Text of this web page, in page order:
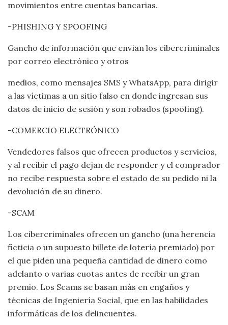
movimientos entre cuentas bancarias.
-PHISHING Y SPOOFING
Gancho de información que envían los cibercriminales
por correo electrónico y otros
medios, como mensajes SMS y WhatsApp, para dirigir
a las víctimas a un sitio falso en donde ingresan sus
datos de inicio de sesión y son robados (spoofing).
-COMERCIO ELECTRÓNICO
Vendedores falsos que ofrecen productos y servicios,
y al recibir el pago dejan de responder y el comprador
no recibe respuesta sobre el estado de su pedido ni la
devolución de su dinero.
-SCAM
Los cibercriminales ofrecen un gancho (una herencia
ficticia o un supuesto billete de lotería premiado) por
el que piden una pequeña cantidad de dinero como
adelanto o varias cuotas antes de recibir un gran
premio. Los Scams se basan más en engaños y
técnicas de Ingeniería Social, que en las habilidades
informáticas de los delincuentes.